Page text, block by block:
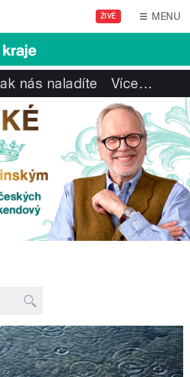
ŽIVĚ MENU
nás naladíte Více…